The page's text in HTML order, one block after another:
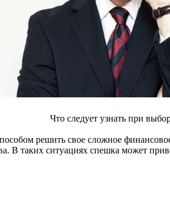
Что следует узнать при
решить свое сложное
В таких ситуациях спешка может